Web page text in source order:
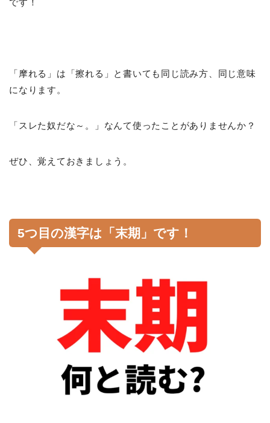
「摩れる」は「擦れる」と書いても同じ読み方、同じ意味
になります。
「スレた奴だな～。」なんて使ったことがありませんか？
ぜひ、覚えておきましょう。
5つ目の漢字は「末期」です！